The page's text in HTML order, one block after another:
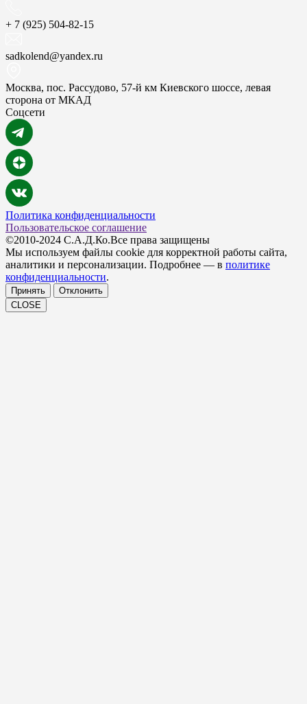
+ 7 (925) 504-82-15
sadkolend@yandex.ru
Москва, пос. Рассудово, 57-й км Киевского шоссе, левая
сторона от МКАД
Соцсети
Политика конфиденциальности
Пользовательское соглашение
©2010-2024 С.А.Д.Ко.Все права защищены
Мы используем файлы cookie для корректной работы сайта,
аналитики и персонализации. Подробнее — в политике
конфиденциальности.
Принять
Отклонить
CLOSE